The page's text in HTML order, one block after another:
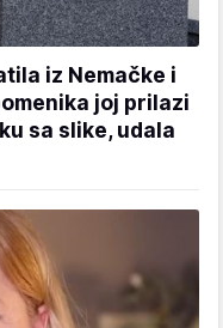
iz Nemačke i
joj prilazi
sa slike, udala